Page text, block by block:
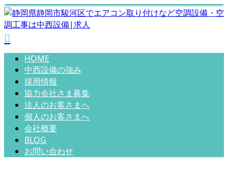
HOME
中西設備の強み
採用情報
協力会社さま募集
法人のお客さまへ
個人のお客さまへ
会社概要
BLOG
お問い合わせ